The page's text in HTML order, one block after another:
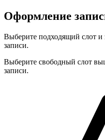
Оформление
Выберите подходящий слот и
записи.
Выберите свободный слот
записи.